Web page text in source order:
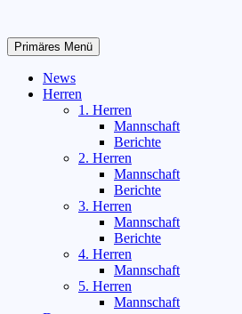
springen
Primäres Menü
News
Herren
1. Herren
Mannschaft
Berichte
2. Herren
Mannschaft
Berichte
3. Herren
Mannschaft
Berichte
4. Herren
Mannschaft
5. Herren
Mannschaft